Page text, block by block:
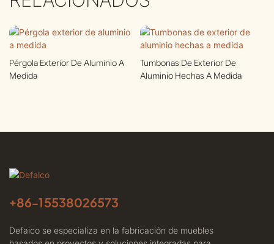
Pérgola Exterior De Aluminio A
Medida
Tumbonas De Exterior De
Aluminio Hechas A Medida
+86-15538026573
Defaico se especializa en la fabricación de muebles